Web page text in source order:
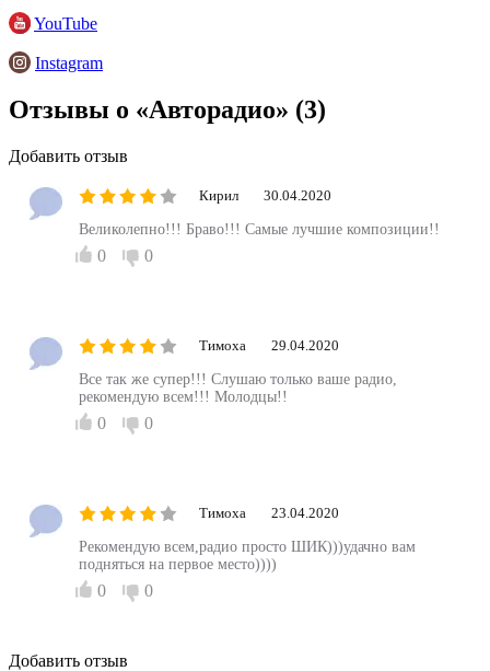
YouTube
Instagram
Отзывы о «Авторадио» (3)
Добавить отзыв
Кирил 30.04.2020
Великолепно!!! Браво!!! Самые лучшие композиции!!
0 0
Тимоха 29.04.2020
Все так же супер!!! Слушаю только ваше радио,
рекомендую всем!!! Молодцы!!
0 0
Тимоха 23.04.2020
Рекомендую всем,радио просто ШИК)))удачно вам
подняться на первое место))))
0 0
Добавить отзыв